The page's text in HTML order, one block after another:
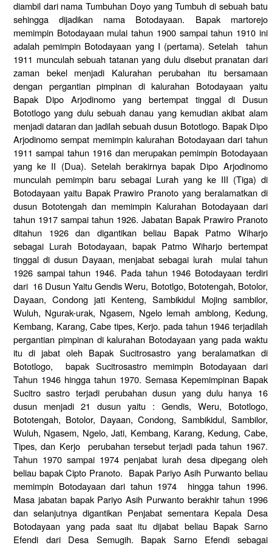
diambil dari nama Tumbuhan Doyo yang Tumbuh di sebuah batu
sehingga dijadikan nama Botodayaan. Bapak martorejo
memimpin Botodayaan mulai tahun 1900 sampai tahun 1910 ini
adalah pemimpin Botodayaan yang I (pertama). Setelah tahun
1911 munculah sebuah tatanan yang dulu disebut pranatan dari
zaman bekel menjadi Kalurahan perubahan itu bersamaan
dengan pergantian pimpinan di kalurahan Botodayaan yaitu
Bapak Dipo Arjodinomo yang bertempat tinggal di Dusun
Bototlogo yang dulu sebuah danau yang kemudian akibat alam
menjadi dataran dan jadilah sebuah dusun Bototlogo. Bapak Dipo
Arjodinomo sempat memimpin kalurahan Botodayaan dari tahun
1911 sampai tahun 1916 dan merupakan pemimpin Botodayaan
yang ke II (Dua). Setelah berakirnya bapak Dipo Arjodinomo
munculah pemimpin baru sebagai Lurah yang ke III (Tiga) di
Botodayaan yaitu Bapak Prawiro Pranoto yang beralamatkan di
dusun Bototengah dan memimpin Kalurahan Botodayaan dari
tahun 1917 sampai tahun 1926. Jabatan Bapak Prawiro Pranoto
ditahun 1926 dan digantikan beliau Bapak Patmo Wiharjo
sebagai Lurah Botodayaan, bapak Patmo Wiharjo bertempat
tinggal di dusun Dayaan, menjabat sebagai lurah mulai tahun
1926 sampai tahun 1946. Pada tahun 1946 Botodayaan terdiri
dari 16 Dusun Yaitu Gendis Weru, Bototlgo, Bototengah, Botolor,
Dayaan, Condong jati Kenteng, Sambikidul Mojing sambilor,
Wuluh, Ngurak-urak, Ngasem, Ngelo lemah amblong, Kedung,
Kembang, Karang, Cabe tipes, Kerjo. pada tahun 1946 terjadilah
pergantian pimpinan di kalurahan Botodayaan yang pada waktu
itu di jabat oleh Bapak Sucitrosastro yang beralamatkan di
Bototlogo, bapak Sucitrosastro memimpin Botodayaan dari
Tahun 1946 hingga tahun 1970. Semasa Kepemimpinan Bapak
Sucitro sastro terjadi perubahan dusun yang dulu hanya 16
dusun menjadi 21 dusun yaitu : Gendis, Weru, Bototlogo,
Bototengah, Botolor, Dayaan, Condong, Sambikidul, Sambilor,
Wuluh, Ngasem, Ngelo, Jati, Kembang, Karang, Kedung, Cabe,
Tipes, dan Kerjo perubahan tersebut terjadi pada tahun 1967.
Tahun 1970 sampai 1974 penjabat lurah desa dipegang oleh
beliau bapak Cipto Pranoto. Bapak Pariyo Asih Purwanto beliau
memimpin Botodayaan dari tahun 1974 hingga tahun 1996.
Masa jabatan bapak Pariyo Asih Purwanto berakhir tahun 1996
dan selanjutnya digantikan Penjabat sementara Kepala Desa
Botodayaan yang pada saat itu dijabat beliau Bapak Sarno
Efendi dari Desa Semugih. Bapak Sarno Efendi sebagai